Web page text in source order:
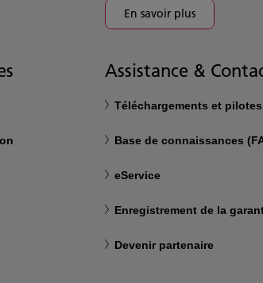
En savoir plus
Assistance &
Téléchargements et pilotes
Base de connaissances
eService
Enregistrement de la
Devenir partenaire